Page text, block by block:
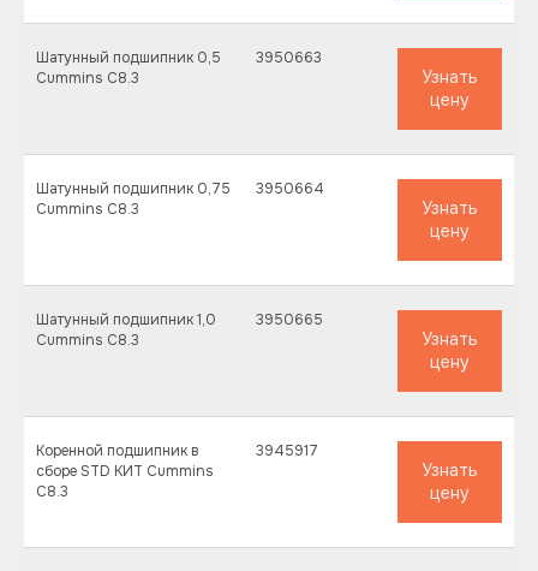
Шатунный подшипник 0,5
Cummins C8.3
3950663
Узнать
цену
Шатунный подшипник 0,75
Cummins C8.3
3950664
Узнать
цену
Шатунный подшипник 1,0
Cummins C8.3
3950665
Узнать
цену
Коренной подшипник в
сборе STD КИТ Cummins
C8.3
3945917
Узнать
цену